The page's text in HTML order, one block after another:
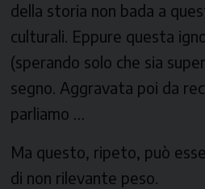
della storia non bada a
culturali. Eppure questa
(sperando solo che sia
segno. Aggravata poi da
parliamo …
Ma questo, ripeto, può
di non rilevante peso.